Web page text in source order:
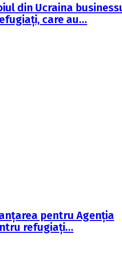
din Ucraina
care au…
pentru Agenţia
refugiaţi…